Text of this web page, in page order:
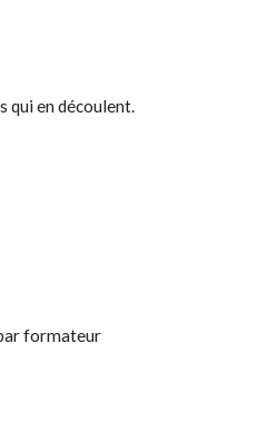
qui en découlent.
formateur